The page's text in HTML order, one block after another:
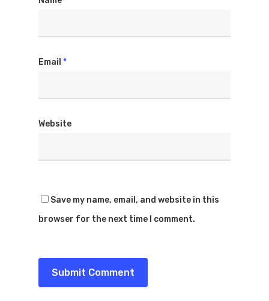
Email *
Website
Save my name, email, and website in this
browser for the next time I comment.